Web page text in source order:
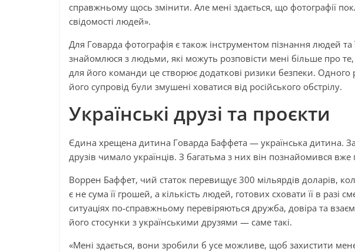
справжньому щось змінити. Але мені здається, що фотографії
свідомості людей».
Для Говарда фотографія є також інструментом пізнання людей та
знайомлюся з людьми, які можуть розповісти мені більше про
для його команди це створює додаткові ризики безпеки. Одного
його супровід були змушені ховатися від російського обстрілу.
Українські друзі та проєкти
Єдина хрещена дитина Говарда Баффета — українська дитина.
друзів чимало українців. З багатьма з них він познайомився вже
Воррен Баффет, чий статок перевищує 300 мільярдів доларів,
є не сума її грошей, а кількість людей, готових сховати її в разі
ситуаціях по-справжньому перевіряються дружба, довіра та
його стосунки з українськими друзями — саме такі.
«Мені здається, вони зробили б усе можливе, щоб захистити